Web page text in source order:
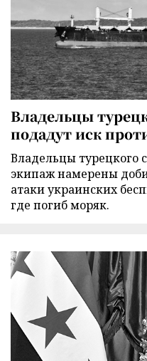
Владельцы
подадут иск
Владельцы турецкого
экипаж намерены
атаки украинских
где погиб моряк.